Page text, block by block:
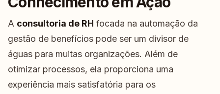
A consultoria de RH focada na automação da
gestão de benefícios pode ser um divisor de
águas para muitas organizações. Além de
otimizar processos, ela proporciona uma
experiência mais satisfatória para os